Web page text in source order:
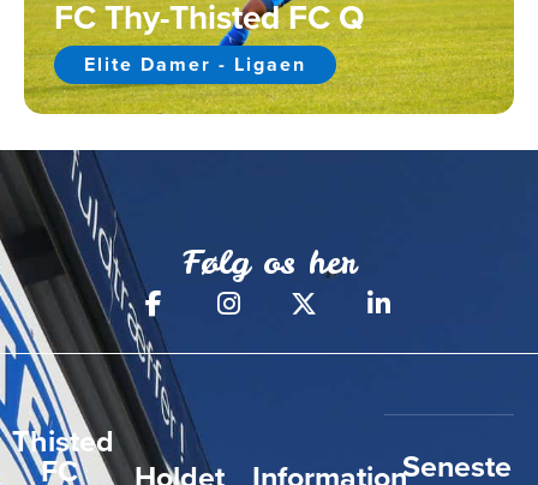
FC Thy-Thisted FC Q
Elite Damer - Ligaen
Følg os her
Thisted
FC Seneste